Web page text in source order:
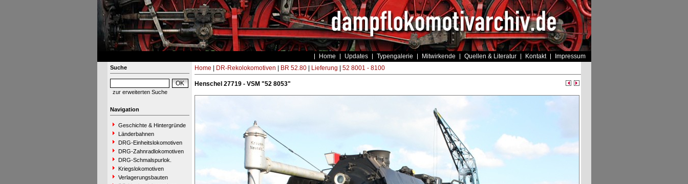
Home Updates Typengalerie Mitwirkende Quellen & Literatur Kontakt Impressum
Suche
zur erweiterten Suche
Navigation
Geschichte & Hintergründe
Länderbahnen
DRG-Einheitslokomotiven
DRG-Zahnradlokomotiven
DRG-Schmalspurlok.
Kriegslokomotiven
Verlagerungsbauten
Home DR-Rekolokomotiven BR 52.80| Lieferung 52 8001 - 8100
Henschel 27719 - VSM "52 8053"